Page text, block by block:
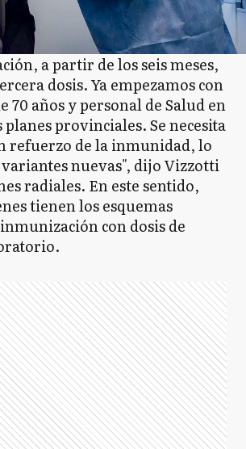
a partir de los seis meses,
dosis. Ya empezamos con
70 años y personal de Salud en
provinciales. Se necesita
refuerzo de la inmunidad, lo
nuevas", dijo Vizzotti
radiales. En este sentido,
tienen los esquemas
con dosis de